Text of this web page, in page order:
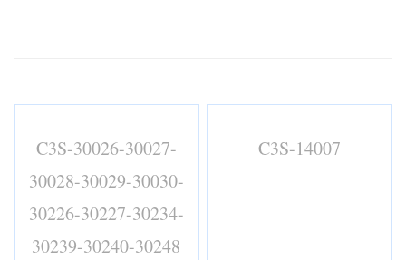
C3S-30026-30027-
30028-30029-30030-
30226-30227-30234-
30239-30240-30248
C3S-14007